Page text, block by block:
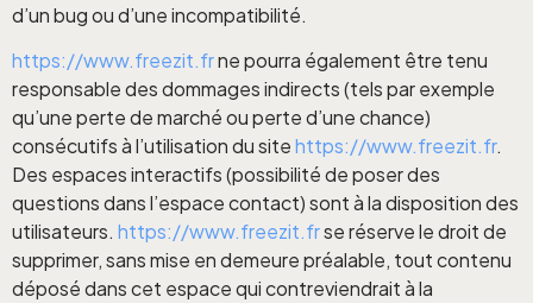
d’un bug ou d’une incompatibilité.
https://www.freezit.frne pourra également être tenu
responsable des dommages indirects (tels par exemple
qu’une perte de marché ou perte d’une chance)
consécutifs à l’utilisation du sitehttps://www.freezit.fr.
Des espaces interactifs (possibilité de poser des
questions dans l’espace contact) sont à la disposition des
utilisateurs. https://www.freezit.frse réserve le droit de
supprimer, sans mise en demeure préalable, tout contenu
déposé dans cet espace qui contreviendrait à la